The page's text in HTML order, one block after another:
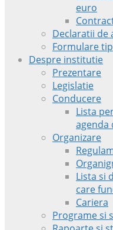
euro
Declaratii de
Formulare tip
Despre institutie
Prezentare
Legislatie
Conducere
Lista
agenda
Organizare
Lista si
care
Cariera
Programe si